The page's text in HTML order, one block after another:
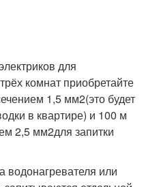
для
комнат приобретайте
1,5 мм2(это будет
в квартире) и 100 м
2,5 мм2для запитки
или